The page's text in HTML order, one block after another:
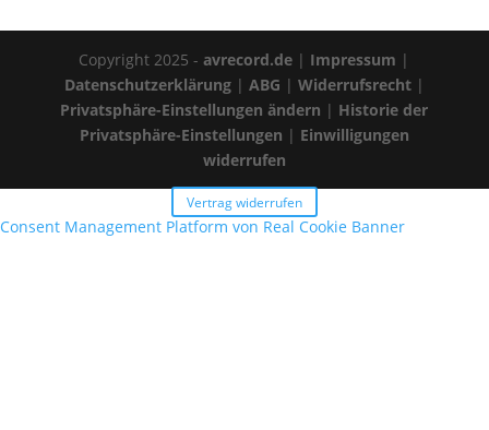
Copyright 2025 -avrecord.de | Impressum |
Datenschutzerklärung| ABG | Widerrufsrecht|
Privatsphäre-Einstellungen ändern | Historie der
Privatsphäre-Einstellungen | Einwilligungen
widerrufen
Vertrag widerrufen
Consent Management Platform von Real Cookie Banner